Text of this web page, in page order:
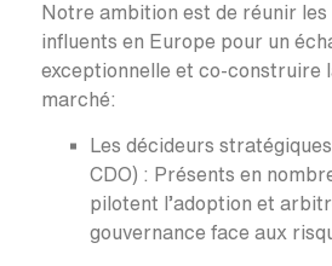
Notre ambition est de réunir les
influents en Europe pour un
exceptionnelle et co-construire
marché:
Les décideurs stratégiques
CDO) : Présents en
pilotent l’adoption et
gouvernance face aux